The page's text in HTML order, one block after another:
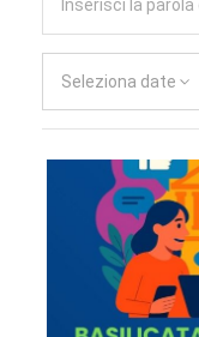
Seleziona date